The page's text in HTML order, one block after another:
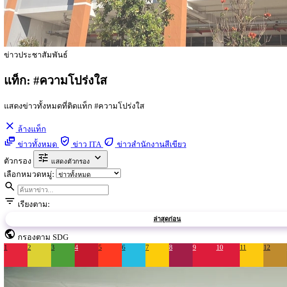
ข่าวประชาสัมพันธ์
แท็ก: #ความโปร่งใส
แสดงข่าวทั้งหมดที่ติดแท็ก #ความโปร่งใส
close ล้างแท็ก
dynamic_feed ข่าวทั้งหมด verified_user ข่าว ITA eco ข่าวสำนักงานสีเขียว
ตัวกรอง
tune แสดงตัวกรอง expand_more
เลือกหมวดหมู่:
search
filter_list เรียงตาม:
ล่าสุดก่อน
public กรองตาม SDG
1 2 3 4 5 6 7 8 9 10 11 12